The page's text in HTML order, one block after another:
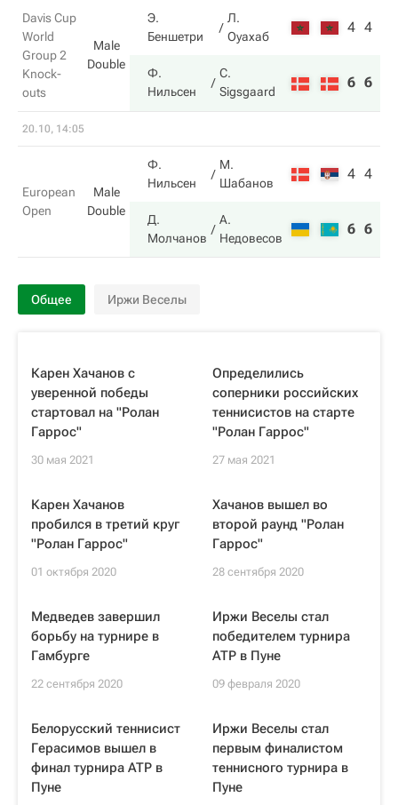
Davis Cup
World
Group 2
Knock-
outs
Male
Double
Э.
Беншетри
Л.
Оуахаб
4 4
Ф.
Нильсен
C.
Sigsgaard
6 6
20.10, 14:05
European
Open
Male
Double
Ф.
Нильсен
М.
Шабанов
4 4
Д.
Молчанов
А.
Недовесов
6 6
Общее Иржи Веселы
Карен Хачанов с
уверенной победы
стартовал на "Ролан
Гаррос"
30 мая 2021
Определились
соперники российских
теннисистов на старте
"Ролан Гаррос"
27 мая 2021
Карен Хачанов
пробился в третий круг
"Ролан Гаррос"
01 октября 2020
Хачанов вышел во
второй раунд "Ролан
Гаррос"
28 сентября 2020
Медведев завершил
борьбу на турнире в
Гамбурге
22 сентября 2020
Иржи Веселы стал
победителем турнира
ATP в Пуне
09 февраля 2020
Белорусский теннисист
Герасимов вышел в
финал турнира ATP в
Пуне
Иржи Веселы стал
первым финалистом
теннисного турнира в
Пуне